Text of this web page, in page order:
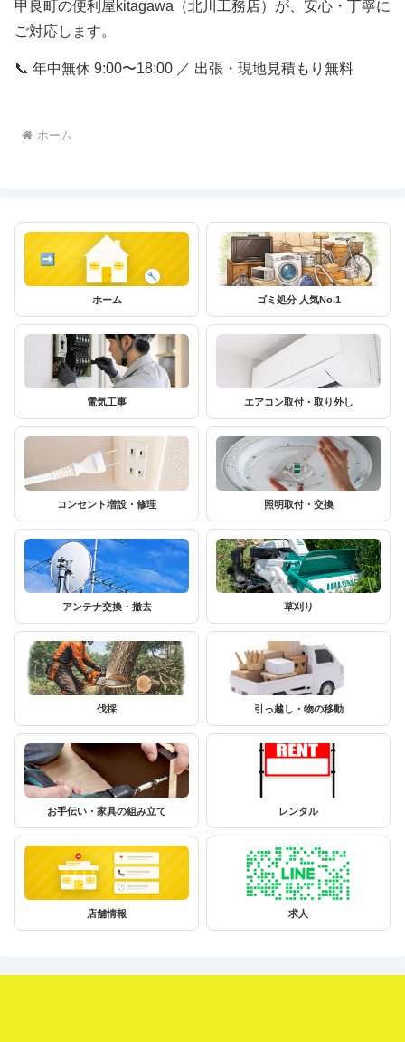
甲良町の便利屋kitagawa（北川工務店）が、安心・丁寧に
ご対応します。
📞 年中無休 9:00〜18:00 ／ 出張・現地見積もり無料
ホーム
ホーム ゴミ処分 人気No.1
電気工事 エアコン取付・取り外し
コンセント増設・修理 照明取付・交換
アンテナ交換・撤去 草刈り
伐採 引っ越し・物の移動
お手伝い・家具の組み立て レンタル
店舗情報 求人